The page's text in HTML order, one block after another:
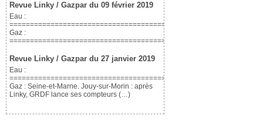
Revue Linky / Gazpar du 09 février 2019
Eau :
Gaz :
Revue Linky / Gazpar du 27 janvier 2019
Eau :
Gaz : Seine-et-Marne. Jouy-sur-Morin : après
Linky, GRDF lance ses compteurs (…)